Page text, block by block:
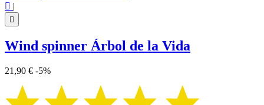
 |

Wind spinner Árbol de la Vida
21,90 € -5%